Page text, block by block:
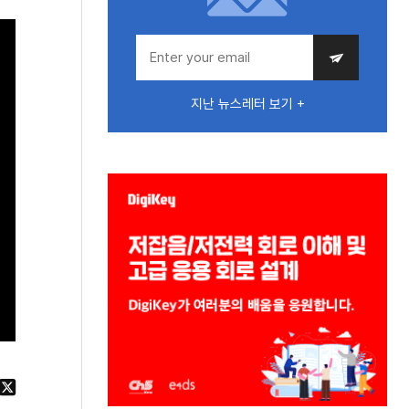
지난 뉴스레터 보기 +